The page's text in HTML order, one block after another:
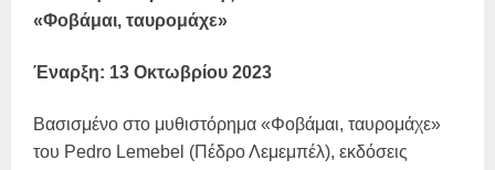
«Φοβάμαι, ταυρομάχε»
Έναρξη: 13 Οκτωβρίου 2023
Βασισμένο στο μυθιστόρημα «Φοβάμαι, ταυρομάχε»
του Pedro Lemebel (Πέδρο Λεμεμπέλ), εκδόσεις